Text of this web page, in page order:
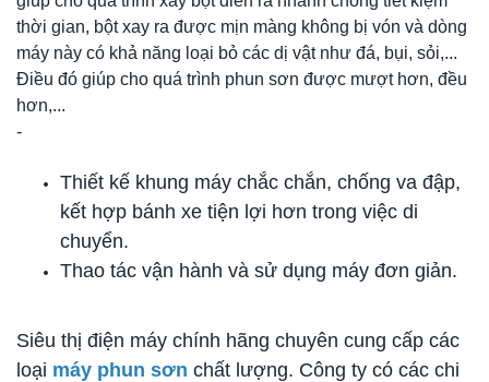
thời gian, bột xay ra được mịn màng không bị vón và dòng
máy này có khả năng loại bỏ các dị vật như đá, bụi, sỏi,...
Điều đó giúp cho quá trình phun sơn được mượt hơn, đều
hơn,...
-
Thiết kế khung máy chắc chắn, chống va đập,
kết hợp bánh xe tiện lợi hơn trong việc di
chuyển.
Thao tác vận hành và sử dụng máy đơn giản.
Siêu thị điện máy chính hãng chuyên cung cấp các
loại máy phun sơn chất lượng. Công ty có các chi